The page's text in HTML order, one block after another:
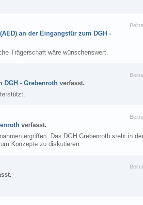
an der Eingangstür zum DGH -
Trägerschaft wäre wünschenswert.
DGH - Grebenroth verfasst.
verfasst.
ergriffen. Das DGH Grebenroth steht in der
Konzepte zu diskutieren.